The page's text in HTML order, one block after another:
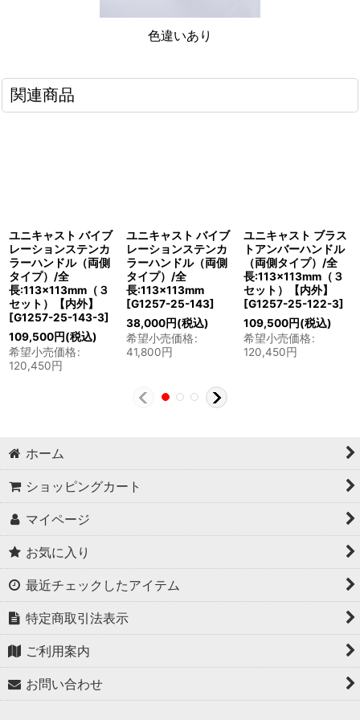
色違いあり
関連商品
ユニキャスト バイブ
レーションステンカ
ラーハンドル（両側
タイプ）/全
長:113×113mm（３
セット）【内外】
[G1257-25-143-3]
109,500円(税込)
希望小売価格:
120,450円
ユニキャスト バイブ
レーションステンカ
ラーハンドル（両側
タイプ）/全
長:113×113mm
[G1257-25-143]
38,000円(税込)
希望小売価格:
41,800円
ユニキャスト ブラス
トアンバーハンドル
（両側タイプ）/全
長:113×113mm（３
セット）【内外】
[G1257-25-122-3]
109,500円(税込)
希望小売価格:
120,450円
ホーム
ショッピングカート
マイページ
お気に入り
最近チェックしたアイテム
特定商取引法表示
ご利用案内
お問い合わせ